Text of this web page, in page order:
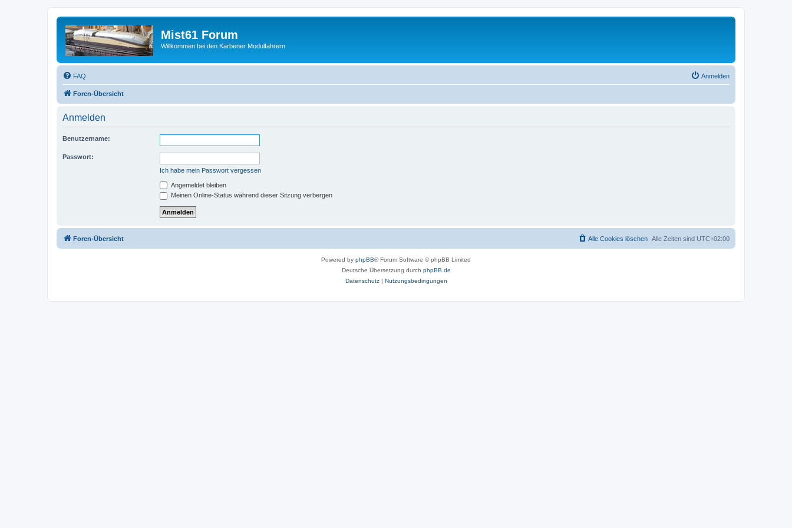
Mist61 Forum
Willkommen bei den Karbener Modulfahrern
FAQ Anmelden
Foren-Übersicht
Anmelden
Benutzername:
Passwort:
Ich habe mein Passwort vergessen
Angemeldet bleiben
Meinen Online-Status während dieser Sitzung verbergen
Foren-Übersicht Alle Zeiten sind UTC+02:00
Alle Cookies löschen
Powered by phpBB® Forum Software © phpBB Limited
Deutsche Übersetzung durch phpBB.de
Datenschutz| Nutzungsbedingungen